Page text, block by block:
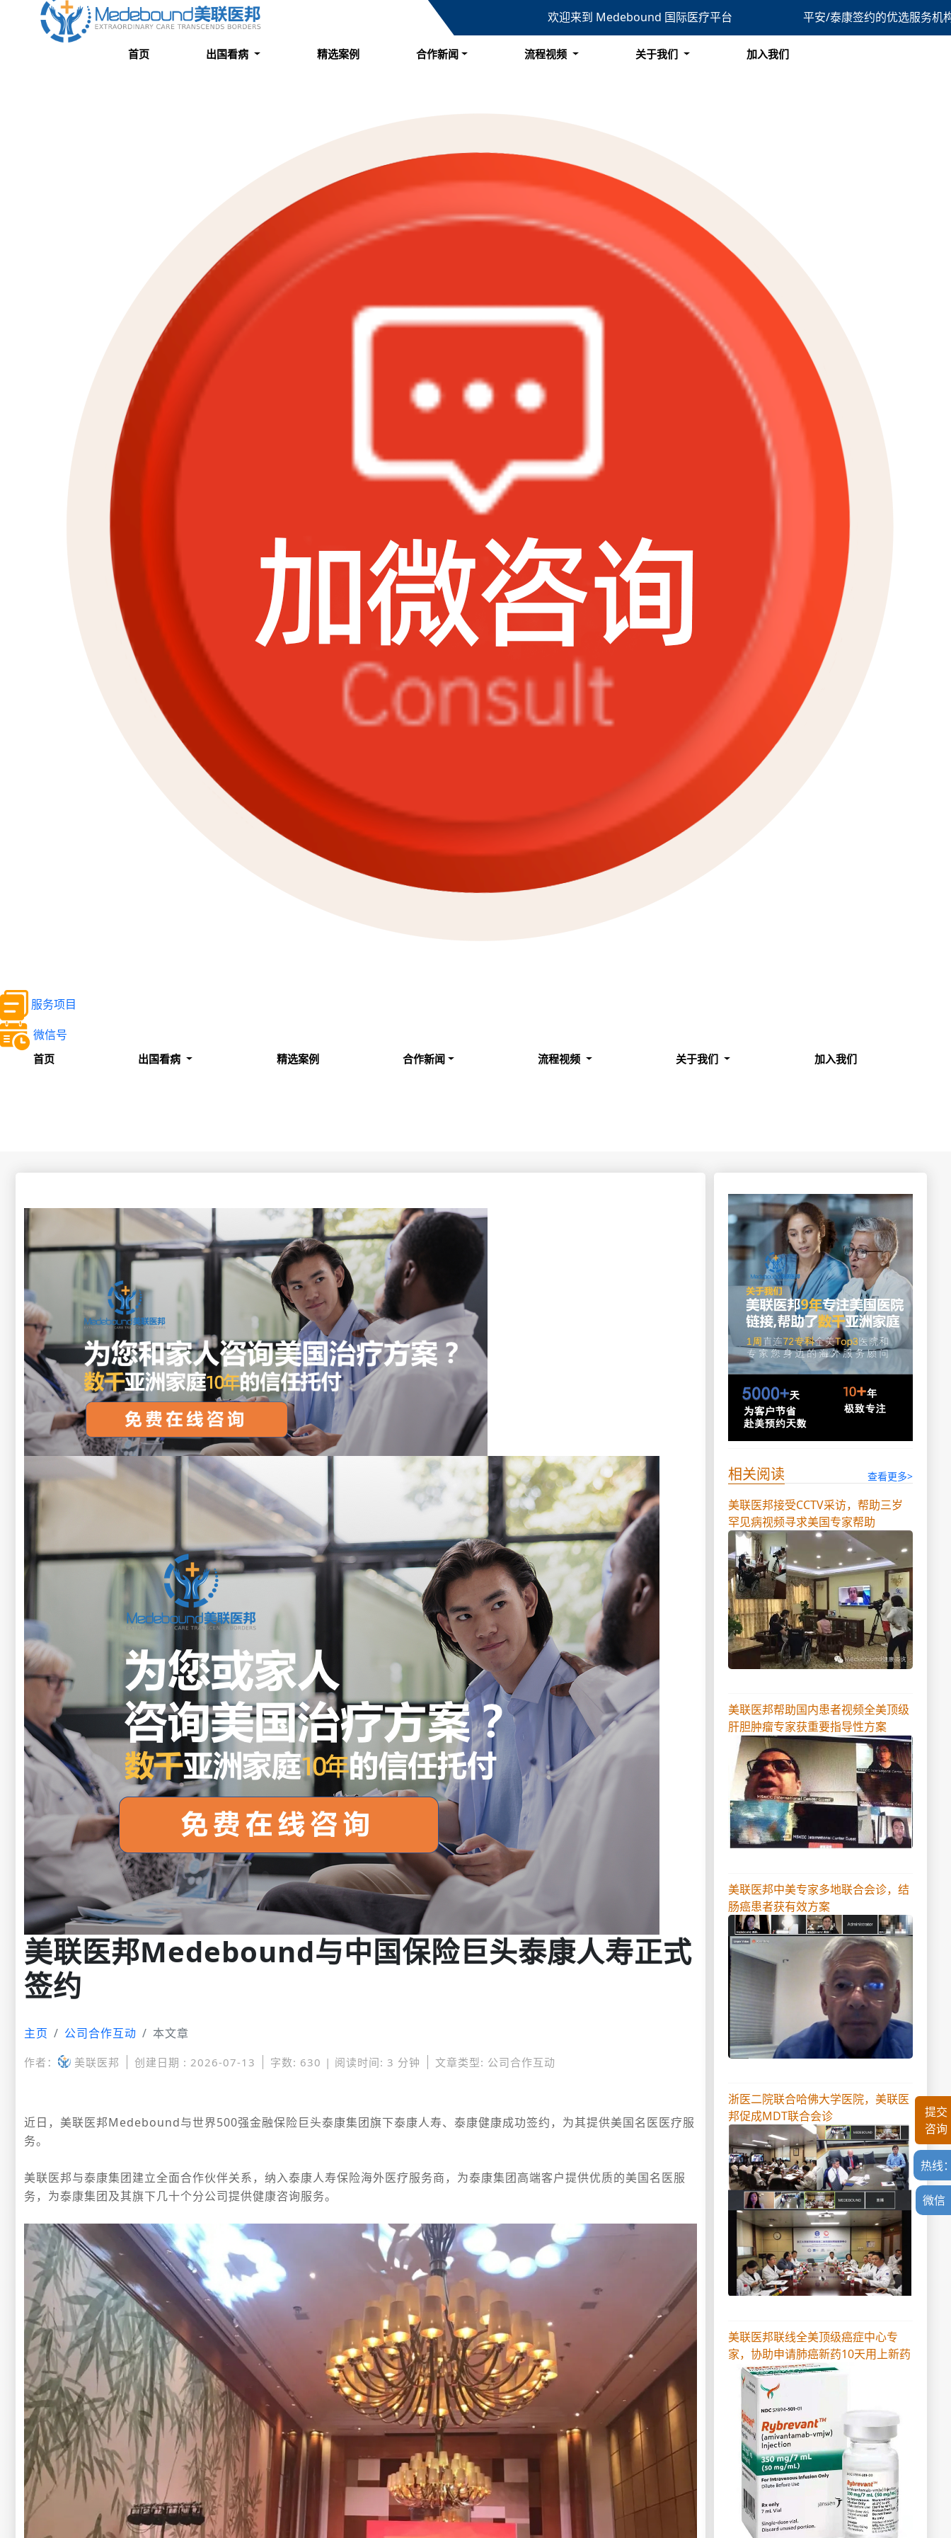
关于我们
成功案例
服务项目
微信号
欢迎来到 Medebound 国际医疗平台 平安/泰康签约的优选服务机
首页 出国看病 精选案例 合作新闻 流程视频 关于我们 加入我们
首页 出国看病 精选案例 合作新闻 流程视频 关于我们 加入我们
美联医邦Medebound与中国保险巨头泰康人寿正式
签约
主页 公司合作互动 本文章
作者： 美联医邦 创建日期 : 2026-07-13 字数: 630 | 阅读时间: 3 分钟 文章类型: 公司合作互动
近日，美联医邦Medebound与世界500强金融保险巨头泰康集团旗下泰康人寿、泰康健康成功签约，为其提供美国名医医疗服
务。
美联医邦与泰康集团建立全面合作伙伴关系， 纳入泰康人寿保险海外医疗服务商， 为泰康集团高端客户提供优质的美国名医服
务，为泰康集团及其旗下几十个分公司提供健康咨询服务。
相关阅读 查看更多>
美联医邦接受CCTV采访，帮助三岁
罕见病视频寻求美国专家帮助
美联医邦帮助国内患者视频全美顶级
肝胆肿瘤专家获重要指导性方案
美联医邦中美专家多地联合会诊，结
肠癌患者获有效方案
浙医二院联合哈佛大学医院，美联医
邦促成MDT联合会诊
美联医邦联线全美顶级癌症中心专
家，协助申请肺癌新药10天用上新药
热线
微信
提交
咨询